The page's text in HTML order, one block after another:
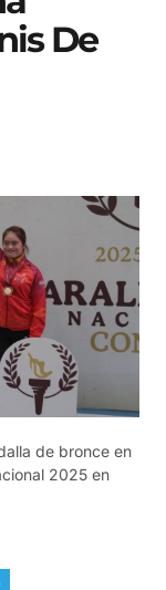
De
de bronce en
2025 en